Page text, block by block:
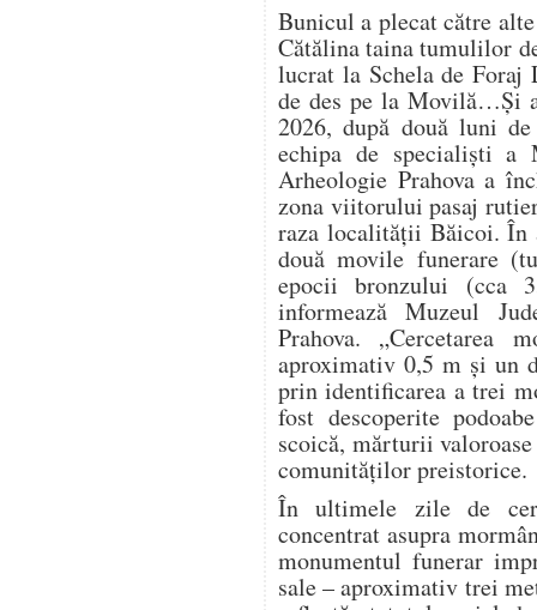
Bunicul a plecat către
Cătălina taina tumulilor
lucrat la Schela de
de des pe la Movilă…Și
2026, după două luni
echipa de specialiști a
Arheologie Prahova a
zona viitorului pasaj
raza localității Băicoi. În
două movile funerare
epocii bronzului (cca
informează Muzeul
Prahova.
aproximativ 0,5 m și un
prin identificarea a trei
fost descoperite
scoică, mărturii
comunităților preistorice.
În ultimele zile de
concentrat asupra
monumentul funerar
sale – aproximativ trei